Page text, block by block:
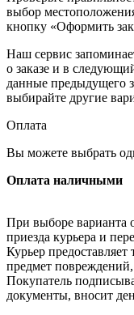
выбор
кнопку «Оформить
Наш сервис
о заказе и в
данные предыдущего
выбирайте другие
Оплата
Вы можете выбрать
Оплата наличными
При выборе варианта
приезда курьера и
Курьер
предмет
Покупатель
документы, вносит